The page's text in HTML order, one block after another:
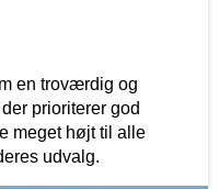
en troværdig og
prioriterer god
meget højt til alle
udvalg.